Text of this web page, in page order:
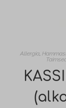
Allergia,